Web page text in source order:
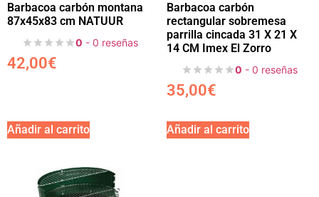
Barbacoa carbón montana
87x45x83 cm NATUUR
0 - 0 reseñas
42,00€
Añadir al carrito
Barbacoa carbón
rectangular sobremesa
parrilla cincada 31 X 21 X
14 CM Imex El Zorro
0 - 0 reseñas
35,00€
Añadir al carrito